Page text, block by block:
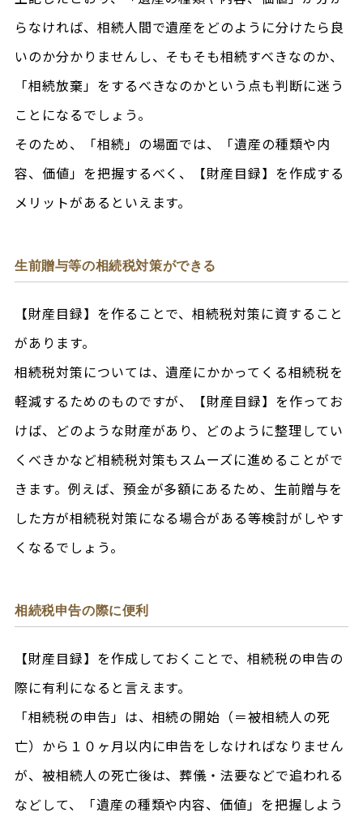
らなければ、相続人間で遺産をどのように分けたら良
いのか分かりませんし、そもそも相続すべきなのか、
「相続放棄」をするべきなのかという点も判断に迷う
ことになるでしょう。
そのため、「相続」の場面では、「遺産の種類や内
容、価値」を把握するべく、【財産目録】を作成する
メリットがあるといえます。
生前贈与等の相続税対策ができる
【財産目録】を作ることで、相続税対策に資すること
があります。
相続税対策については、遺産にかかってくる相続税を
軽減するためのものですが、【財産目録】を作ってお
けば、どのような財産があり、どのように整理してい
くべきかなど相続税対策もスムーズに進めることがで
きます。例えば、預金が多額にあるため、生前贈与を
した方が相続税対策になる場合がある等検討がしやす
くなるでしょう。
相続税申告の際に便利
【財産目録】を作成しておくことで、相続税の申告の
際に有利になると言えます。
「相続税の申告」は、相続の開始（＝被相続人の死
亡）から１０ヶ月以内に申告をしなければなりません
が、被相続人の死亡後は、葬儀・法要などで追われる
などして、「遺産の種類や内容、価値」を把握しよう